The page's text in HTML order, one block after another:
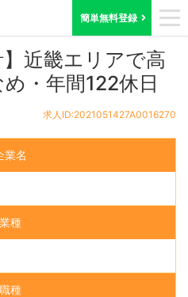
簡単無料登録
ID:2021051427A0016270
】近畿エリアで高
・年間122休日
求人ID:2021051427A0016270
業名
業種
職種